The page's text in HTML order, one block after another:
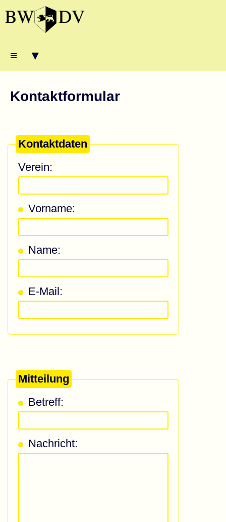
≡ ▾
Kontaktformular
Kontaktdaten
Verein:
Vorname:
Name:
E-Mail:
Mitteilung
Betreff:
Nachricht: